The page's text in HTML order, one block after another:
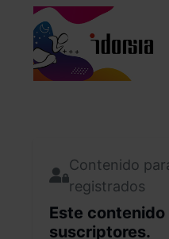
Contenido
registrados
Este
suscriptores.